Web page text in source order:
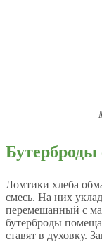
Ломтики хлеба
смесь. На них
перемешанный с
бутерброды
ставят в духовку.